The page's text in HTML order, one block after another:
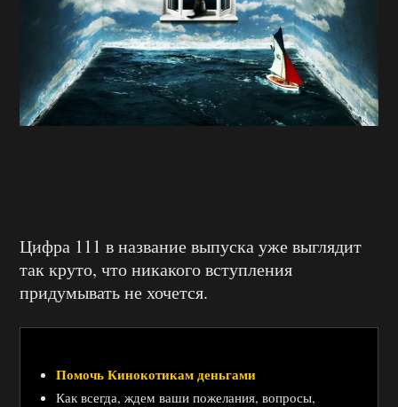
Цифра 111 в название выпуска уже выглядит
так круто, что никакого вступления
придумывать не хочется.
Помочь Кинокотикам деньгами
Как всегда, ждем ваши пожелания, вопросы,